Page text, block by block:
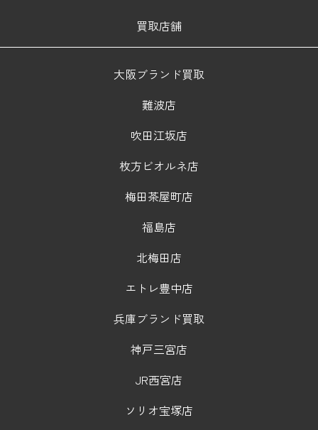
買取店舗
大阪ブランド買取
難波店
吹田江坂店
枚方ビオルネ店
梅田茶屋町店
福島店
北梅田店
エトレ豊中店
兵庫ブランド買取
神戸三宮店
JR西宮店
ソリオ宝塚店